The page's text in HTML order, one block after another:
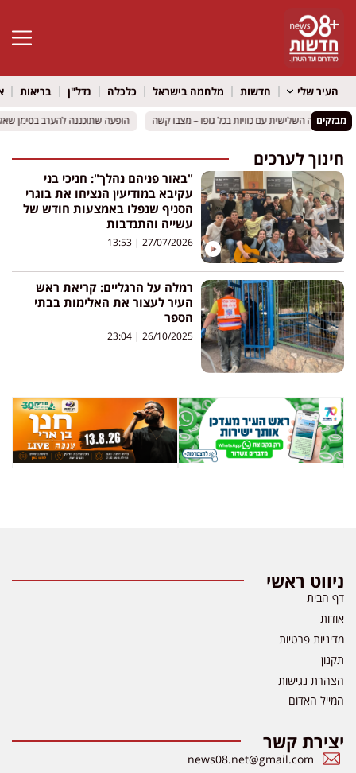
פתח
העיר שלי חדשות מלחמה בישראל כלכלה נדל"ן בריאות
מבזקים הופעה שתוכננה להערב בסימן
הופעה שתוכננה להערב בסימן
חינוך לערכים
"באור פניהם נהלך": חניכי בני
עקיבא במודיעין הנציחו את בוגרי
הסניף שנפלו באמצעות חודש של
עשייה והתנדבות
27/07/2026
רמלה על הרגליים: קריאת ראש
העיר לעצור את האלימות בבתי
הספר
26/10/2025
ניווט ראשי
דף הבית
אודות
מדיניות פרטיות
תקנון
הצהרת נגישות
המייל האדום
יצירת קשר
news08.net@gmail.com